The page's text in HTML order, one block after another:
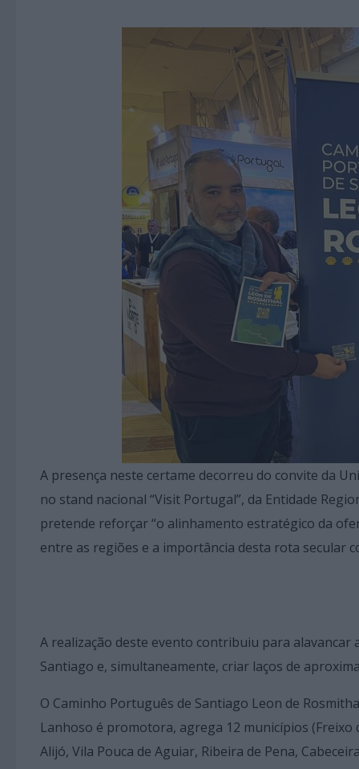
A presença neste certame decorreu do convite da
no stand nacional “Visit Portugal”, da Entidade
pretende reforçar “o alinhamento estratégico da
entre as regiões e a importância desta rota secular
A realização deste evento contribuiu para
Santiago e, simultaneamente, criar laços de
O Caminho Português de Santiago Leon de
Lanhoso é promotora, agrega 12 municípios
Alijó, Vila Pouca de Aguiar, Ribeira de Pena,